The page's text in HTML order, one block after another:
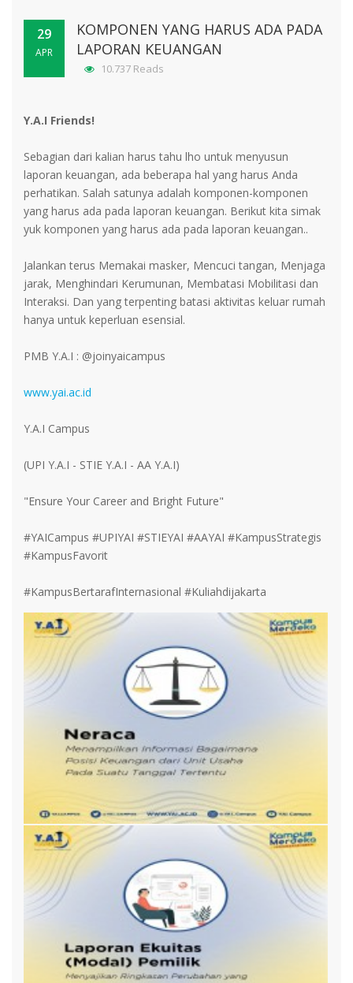
29
APR
KOMPONEN YANG HARUS ADA PADA
LAPORAN KEUANGAN
10.737 Reads
Y.A.I Friends!
Sebagian dari kalian harus tahu lho untuk menyusun
laporan keuangan, ada beberapa hal yang harus Anda
perhatikan. Salah satunya adalah komponen-komponen
yang harus ada pada laporan keuangan. Berikut kita simak
yuk komponen yang harus ada pada laporan keuangan..
Jalankan terus Memakai masker, Mencuci tangan, Menjaga
jarak, Menghindari Kerumunan, Membatasi Mobilitasi dan
Interaksi. Dan yang terpenting batasi aktivitas keluar rumah
hanya untuk keperluan esensial.
PMB Y.A.I : @joinyaicampus
www.yai.ac.id
Y.A.I Campus
(UPI Y.A.I - STIE Y.A.I - AA Y.A.I)
"Ensure Your Career and Bright Future"
#YAICampus #UPIYAI #STIEYAI #AAYAI #KampusStrategis
#KampusFavorit
#KampusBertarafInternasional #Kuliahdijakarta